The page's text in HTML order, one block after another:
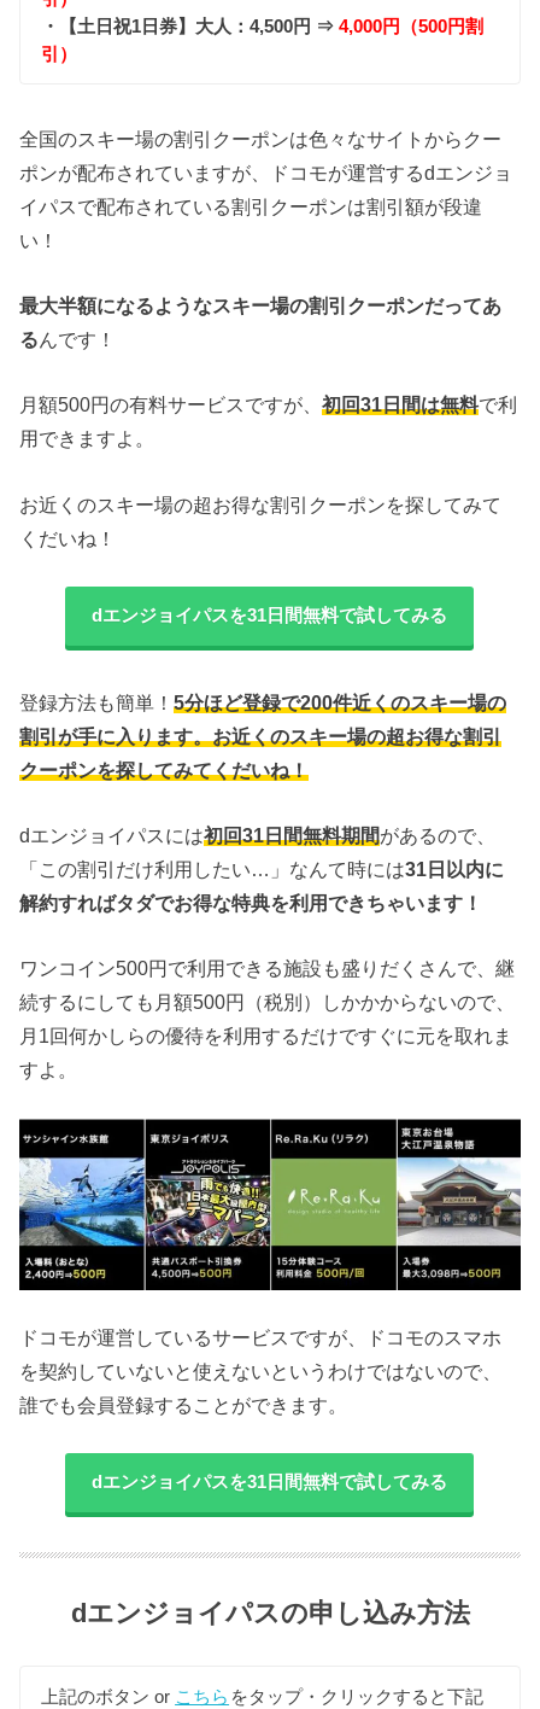
・【土日祝1日券】大人：4,500円 ⇒4,000円（500円割
引）
全国のスキー場の割引クーポンは色々なサイトからクー
ポンが配布されていますが、ドコモが運営するdエンジョ
イパスで配布されている割引クーポンは割引額が段違
い！
最大半額になるようなスキー場の割引クーポンだってあ
るんです！
月額500円の有料サービスですが、初回31日間は無料で利
用できますよ。
お近くのスキー場の超お得な割引クーポンを探してみて
くだいね！
dエンジョイパスを31日間無料で試してみる
登録方法も簡単！5分ほど登録で200件近くのスキー場の
割引が手に入ります。お近くのスキー場の超お得な割引
クーポンを探してみてくだいね！
dエンジョイパスには初回31日間無料期間があるので、
「この割引だけ利用したい…」なんて時には31日以内に
解約すればタダでお得な特典を利用できちゃいます！
ワンコイン500円で利用できる施設も盛りだくさんで、継
続するにしても月額500円（税別）しかかからないので、
月1回何かしらの優待を利用するだけですぐに元を取れま
すよ。
ドコモが運営しているサービスですが、ドコモのスマホ
を契約していないと使えないというわけではないので、
誰でも会員登録することができます。
dエンジョイパスを31日間無料で試してみる
dエンジョイパスの申し込み方法
上記のボタン or こちら をタップ・クリックすると下記